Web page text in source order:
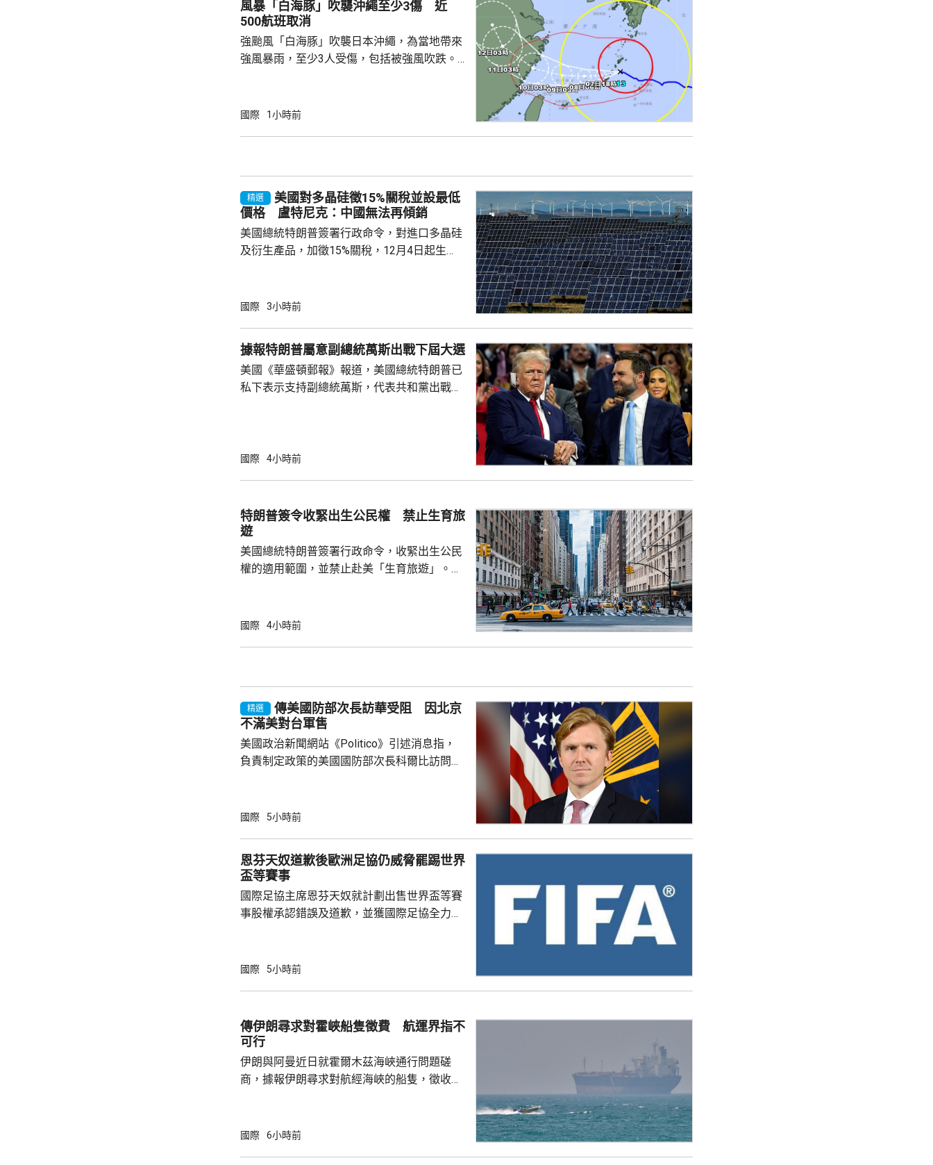
是校長。
風暴「白海豚」吹襲沖繩至少3傷 近
500航班取消
強颱風「白海豚」吹襲日本沖繩，為當地帶來
強風暴雨，至少3人受傷，包括被強風吹跌。
機取消。沖繩各地實施交通管制，高速公路雙
里，風力足以導致房屋倒塌。氣象廳預計，沖
繩本島和奄美群島未來一日將受...
國際 1小時前
精選
美國對多晶硅徵15%關稅並設最低
價格 盧特尼克：中國無法再傾銷
美國總統特朗普簽署行政命令，對進口多晶硅
及衍生產品，加徵15%關稅，12月4日起生
產品設定最低價格，其中多晶硅每公斤21美
商務部制定計劃，若企業承諾在美國建設、翻
新或擴建多晶硅、晶圓或太陽能電池等生產設
施，並在2029年1月20日前...
國際 3小時前
據報特朗普屬意副總統萬斯出戰下屆大選
美國《華盛頓郵報》報道，美國總統特朗普已
私下表示支持副總統萬斯，代表共和黨出戰
朗普的顧問形容，特朗普已私下認定由萬斯
同時引述接近特朗普圈子的盟友指，特朗普的
性格反覆多變，會對不同人說不同的話，支...
國際 4小時前
特朗普簽令收緊出生公民權 禁止生育旅
遊
美國總統特朗普簽署行政命令，收緊出生公民
權的適用範圍，並禁止赴美「生育旅遊」。行
會自動獲得美國公民身份。華府亦禁止透過赴
可能有數十萬人透過有關制度讓子女取得美國
公民身份，因此華府要推出新的限制。 ...
國際 4小時前
精選
傳美國防部次長訪華受阻 因北京
不滿美對台軍售
美國政治新聞網站《Politico》引述消息指，
負責制定政策的美國國防部次長科爾比訪問中
售案。 報道指，科爾比認為美中關係過去一年
訪問中國有助穩定兩國關係，他最近數月一直
爭取中方的訪問邀請，並在中國國防大學發表
演講，要求國防部官員與北...
國際 5小時前
恩芬天奴道歉後歐洲足協仍威脅罷踢世界
盃等賽事
國際足協主席恩芬天奴就計劃出售世界盃等賽
事股權承認錯誤及道歉，並獲國際足協全力支
確條件，第一是撤回出售賽事股權的提議，第
芬天奴擔任國際足協主席失去信心。國際職業
足球員協會則指責恩芬天奴嚴重濫用職權。
國際 5小時前
傳伊朗尋求對霍峽船隻徵費 航運界指不
可行
伊朗與阿曼近日就霍爾木茲海峽通行問題磋
商，據報伊朗尋求對航經海峽的船隻，徵收相
已制裁伊朗負責管理霍爾木茲海峽的「波斯灣
國際 6小時前